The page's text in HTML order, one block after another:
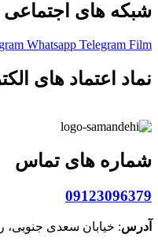
شبکه های اجتماعی
Whatsapp Telegram Film
نماد اعتماد های
شماره های تماس
09123096379
آدرس: خیابان سعدی جنوبی،